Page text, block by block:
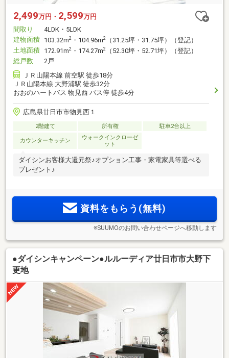
2,499万円・ 2,599万円
間取り
4LDK・5LDK
建物面積 103.32m2 ・104.96m2
（31.25坪・31.75坪）（登記）
土地面積 172.91m2 ・174.27m2
（52.30坪・52.71坪）（登記）
総戸数
2戸
ＪＲ山陽本線 前空駅 徒歩18分
ＪＲ山陽本線 大野浦駅 徒歩32分
おおのハートバス 物見西 バス停 徒歩4分
広島県廿日市市物見西１
2階建て 所有権 駐車2台以上
カウンターキッチン
ウォークインクローゼ
ット
ダイシンお客様大還元祭♪オプション工事・家電家具等選べる
プレゼント♪
資料をもらう(無料)
※SUUMOのお問い合わせページへ移動します
●ダイシンキャンペーン●ルルーディア廿日市市大野下
更地